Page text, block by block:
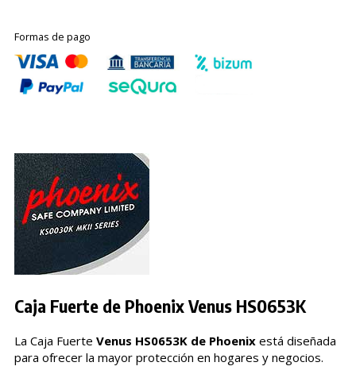
Formas de pago
Caja Fuerte de Phoenix Venus HS0653K
La Caja Fuerte Venus HS0653K de Phoenixestá diseñada
para ofrecer la mayor protección en hogares y negocios.